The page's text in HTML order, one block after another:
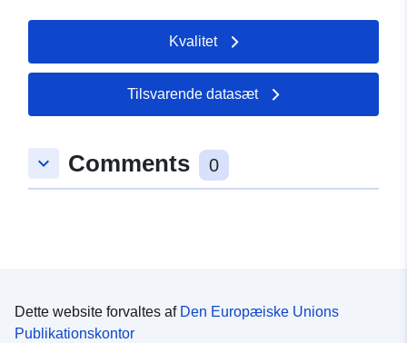
Kvalitet
Tilsvarende datasæt
keyboard_arrow_down Comments 0
Dette website forvaltes af Den Europæiske Unions
Publikationskontor